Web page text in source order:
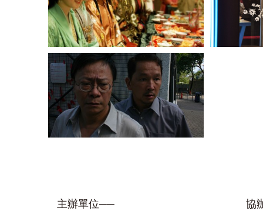
主辦單位── 協